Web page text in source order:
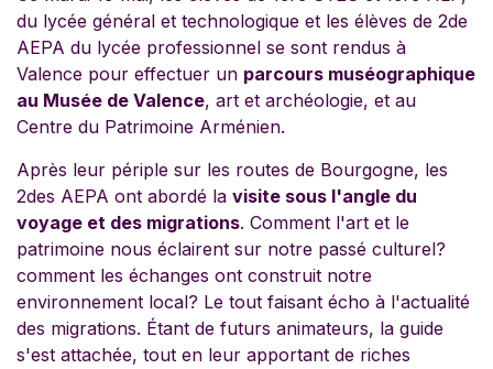
du lycée général et technologique et les élèves de 2de
AEPA du lycée professionnel se sont rendus à
Valence pour effectuer un parcours muséographique
au Musée de Valence, art et archéologie, et au
Centre du Patrimoine Arménien.
Après leur périple sur les routes de Bourgogne, les
2des AEPA ont abordé la visite sous l'angle du
voyage et des migrations. Comment l'art et le
patrimoine nous éclairent sur notre passé culturel?
comment les échanges ont construit notre
environnement local? Le tout faisant écho à l'actualité
des migrations. Étant de futurs animateurs, la guide
s'est attachée, tout en leur apportant de riches